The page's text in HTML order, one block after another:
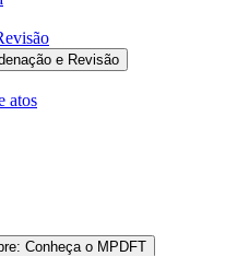
e Revisão
atos
Conheça o MPDFT